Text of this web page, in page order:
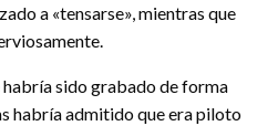
a «tensarse», mientras que
sido grabado de forma
habría admitido que era piloto